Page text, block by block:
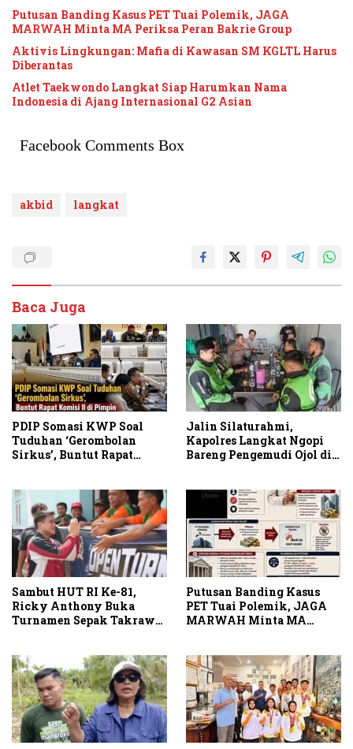
Putusan Banding Kasus PET Tuai Polemik, JAGA
MARWAH Minta MA Periksa Peran Bakrie Group
Aktivis Lingkungan: Mafia di Kawasan SM KGLTL Harus
Diberantas
Atlet Taekwondo Langkat Siap Harumkan Nama
Indonesia di Ajang Internasional G2 Asian
Facebook Comments Box
akbid langkat
Baca Juga
PDIP Somasi KWP Soal
Tuduhan ‘Gerombolan
Sirkus’, Buntut Rapat
Jalin Silaturahmi,
Kapolres Langkat Ngopi
Bareng Pengemudi Ojol di
Sambut HUT RI Ke-81,
Ricky Anthony Buka
Turnamen Sepak Takraw
Putusan Banding Kasus
PET Tuai Polemik, JAGA
MARWAH Minta MA